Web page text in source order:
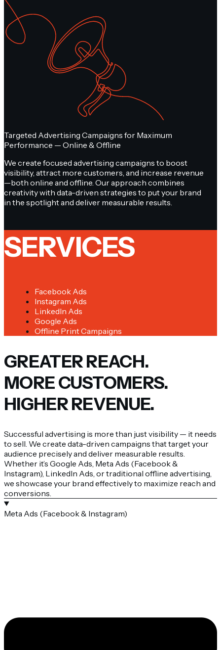
Targeted Advertising Campaigns for Maximum
Performance — Online & Offline
We create focused advertising campaigns to boost
visibility, attract more customers, and increase revenue
—both online and offline. Our approach combines
creativity with data-driven strategies to put your brand
in the spotlight and deliver measurable results.
SERVICES
Facebook Ads
Instagram Ads
LinkedIn Ads
Google Ads
Offline Print Campaigns
GREATER REACH.
MORE CUSTOMERS.
HIGHER REVENUE.
Successful advertising is more than just visibility — it needs
to sell. We create data-driven campaigns that target your
audience precisely and deliver measurable results.
Whether it’s Google Ads, Meta Ads (Facebook &
Instagram), LinkedIn Ads, or traditional offline advertising,
we showcase your brand effectively to maximize reach and
conversions.
Meta Ads (Facebook & Instagram)